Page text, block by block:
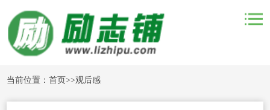
当前位置：首页>>观后感